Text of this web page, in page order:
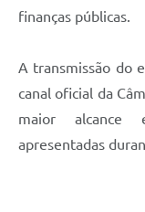
finanças públicas.
A transmissão do
canal oficial da
maior alcance
apresentadas